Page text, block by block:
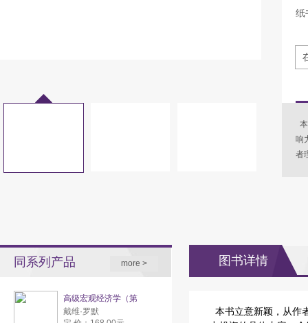
纸
响
者
同系列产品 more >
高级宏观经济学（第
戴维·罗默
图书详情
本书立意新颖，从作